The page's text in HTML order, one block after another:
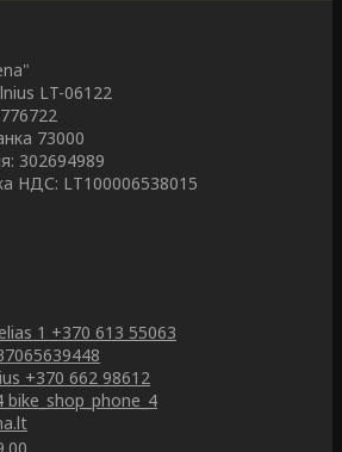
LT-06122
73000
302694989
НДС: LT100006538015
1 +370 613 55063
+370 662 98612
bike_shop_phone_4